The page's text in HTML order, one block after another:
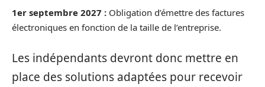
1er septembre 2027 : Obligation d’émettre des factures
électroniques en fonction de la taille de l’entreprise.
Les indépendants devront donc mettre en
place des solutions adaptées pour recevoir